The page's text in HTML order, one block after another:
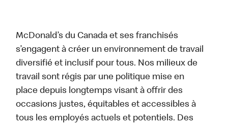
McDonald’s du Canada et ses franchisés
s’engagent à créer un environnement de travail
diversifié et inclusif pour tous. Nos milieux de
travail sont régis par une politique mise en
place depuis longtemps visant à offrir des
occasions justes, équitables et accessibles à
tous les employés actuels et potentiels. Des